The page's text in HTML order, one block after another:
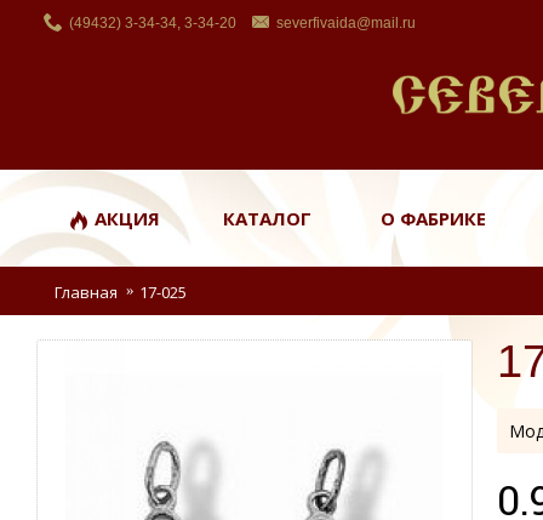
(49432) 3-34-34, 3-34-20 severfivaida@mail.ru
АКЦИЯ КАТАЛОГ О ФАБРИКЕ
Главная 17-025